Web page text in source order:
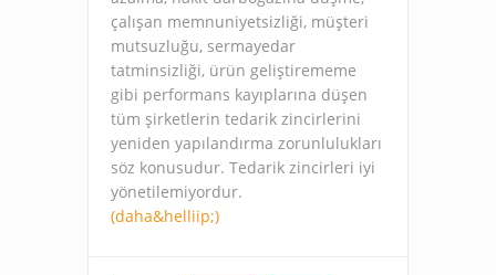
çalışan memnuniyetsizliği, müşteri
mutsuzluğu, sermayedar
tatminsizliği, ürün geliştirememe
gibi performans kayıplarına düşen
tüm şirketlerin tedarik zincirlerini
yeniden yapılandırma zorunlulukları
söz konusudur. Tedarik zincirleri iyi
yönetilemiyordur.
(daha&helliip;)